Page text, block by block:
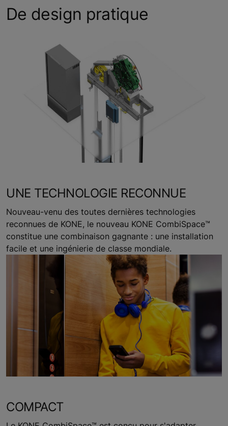
De design pratique
UNE TECHNOLOGIE RECONNUE
Nouveau-venu des toutes dernières technologies
reconnues de KONE, le nouveau KONE CombiSpace™
constitue une combinaison gagnante : une installation
facile et une ingénierie de classe mondiale.
COMPACT